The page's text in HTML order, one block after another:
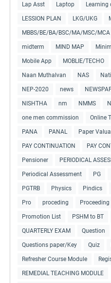
Lap Asst Laptop Learning
LESSION PLAN LKG/UKG
MBBS/BE/BA/BSC/MA/MSC/MCA
midterm MIND MAP
Mobile App MOBLIE/TECHO
Naan Muthalvan NAS
NEP-2020 news
NISHTHA nm NMMS
one men commission Online
PANA PANAL Paper
PAY CONTINUATION PAY
Pensioner PERIODICAL
Periodical Assessment PG
PGTRB Physics Pindics
Pro proceding Proceeding
Promotion List PSHM to BT
QUARTERLY EXAM Question
Questions paper/Key Quiz
Refresher Course Module
REMEDIAL TEACHING MODULE